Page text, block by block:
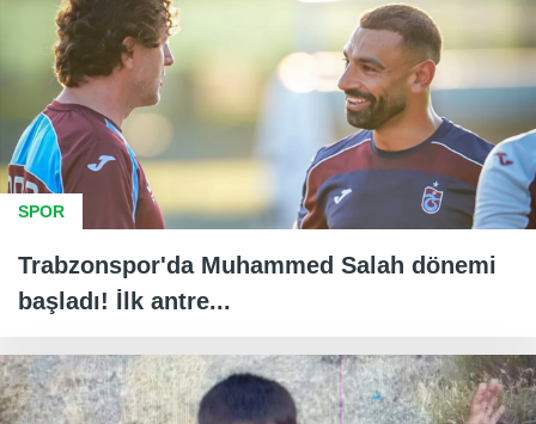
SPOR
Trabzonspor'da Muhammed Salah dönemi
başladı! İlk antre...